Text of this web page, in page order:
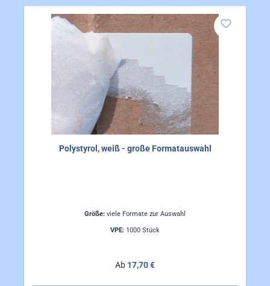
Polystyrol, weiß - große Formatauswahl
Größe: viele Formate zur Auswahl
VPE: 1000 Stück
Regulärer Preis:
Ab 17,70 €